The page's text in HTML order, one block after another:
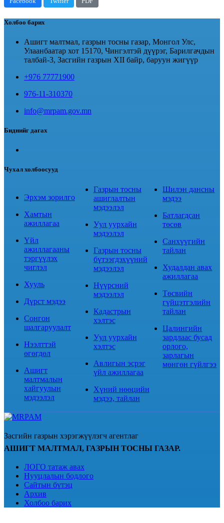
Холбоо барих
Ашигт малтмал, газрын тосны газар, Монгол Улс,
Улаанбаатар хот 15170, Чингэлтэй дүүрэг, Барилгачдын
талбай-3, Засгийн газрын XII байр, баруун жигүүр
+976 77771900
976-11-310370
info@mrpam.gov.mn
Биднийг дагах
Чухал холбоосууд
Эрхэм зорилго
Хамтын
ажиллагаа
Үйл
ажиллагааны
тэргүүлэх
чиглэл
Хууль
Дүрст мэдээ
Сонгон
шалгаруулалт
Нээлттэй
өгөгдөл
Ашигт
малтмалын
хайгуулын
мэдээлэл
Газрын тосны
ашиглалтын
мэдээлэл
Уул уурхайн
мэдээлэл
Газрын тосны
бүтээгдэхүүний
мэдээлэл
Нүүрсний
мэдээлэл
Кадастрын
хэлтэс
Уул уурхайн
хэлтэс
Авлигын эсрэг
үйл ажиллагаа
Хүний нөөцийн
мэдээ, тайлан
Шилэн дансны
мэдээ
Батлагдсан
төсөв
Санхүүгийн
тайлан
Худалдан авах
ажиллагаа
Төсвийн
гүйцэтгэлийн
тайлан
Цалингийн
зардлаас бусад
орлого,
зарлагын
мөнгөн гүйлгээ
Засгийн газрын хэрэгжүүлэгч агентлаг
АШИГТ МАЛТМАЛ, ГАЗРЫН ТОСНЫ ГАЗАР.
ЛОГО татаж авах
Нууцлалын бодлого
Сайтын бүтэц
Архив
Холбоо барих